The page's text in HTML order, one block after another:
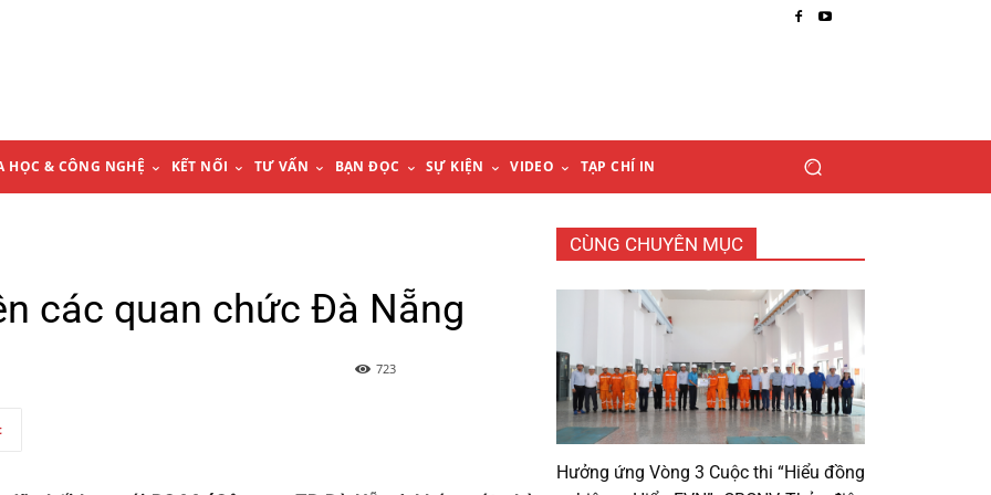
HỌC & CÔNG NGHỆ KẾT NỐI TƯ VẤN BẠN ĐỌC SỰ KIỆN VIDEO TẠP CHÍ IN
các quan chức Đà Nẵng
723
CÙNG CHUYÊN MỤC
Hưởng ứng Vòng 3 Cuộc thi “Hiểu đồng